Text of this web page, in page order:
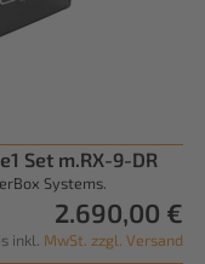
Set m.RX-9-DR
Systems.
2.690,00 €
inkl. MwSt. zzgl. Versand